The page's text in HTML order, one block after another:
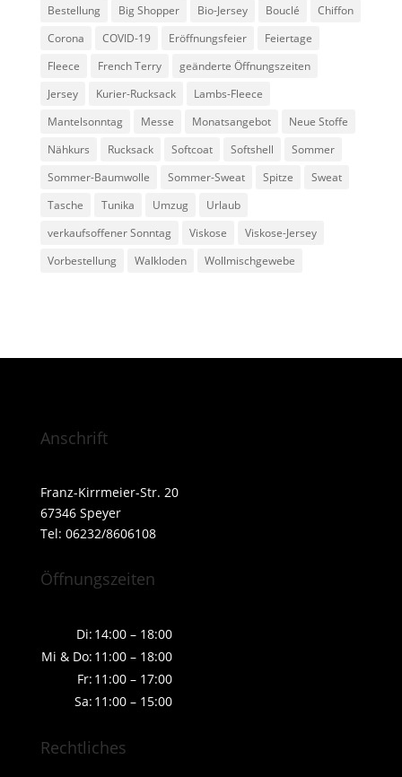
Bestellung
Big Shopper Bio-Jersey Bouclé
Chiffon
Corona
COVID-19 Eröffnungsfeier
Feiertage
Fleece
French Terry
geänderte Öffnungszeiten
Jersey
Kurier-Rucksack
Lambs-Fleece
Mantelsonntag
Messe Monatsangebot
Neue Stoffe
Nähkurs
Rucksack Softcoat Softshell
Sommer
Sommer-Baumwolle
Sommer-Sweat Spitze
Sweat
Tasche
Tunika Umzug
Urlaub
verkaufsoffener Sonntag
Viskose
Viskose-Jersey
Vorbestellung
Walkloden Wollmischgewebe
Anschrift
Franz-Kirrmeier-Str. 20
67346 Speyer
Tel: 06232/8606108
Öffnungszeiten
Di: 14:00 – 18:00
Mi & Do: 11:00 – 18:00
Fr: 11:00 – 17:00
Sa: 11:00 – 15:00
Rechtliches